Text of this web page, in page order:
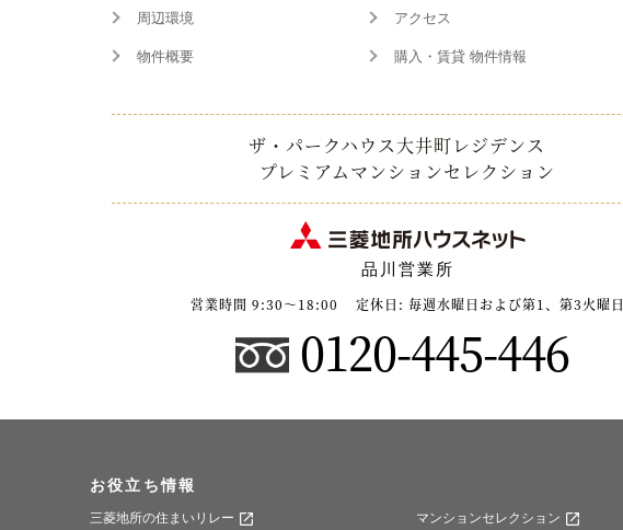
周辺環境 アクセス
物件概要 購入・賃貸 物件情報
ザ・パークハウス大井町レジデンス
プレミアムマンションセレクション
品川営業所
営業時間 9:30～18:00
定休日: 毎週水曜日および第1、第3火曜日
0120-445-446
お役立ち情報
三菱地所の住まいリレー マンションセレクション